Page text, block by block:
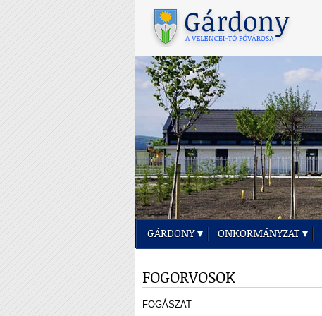
GÁRDONY ÖNKORMÁNYZAT
FOGORVOSOK
FOGÁSZAT